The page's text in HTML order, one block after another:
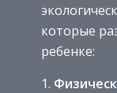
которые
ребенке: